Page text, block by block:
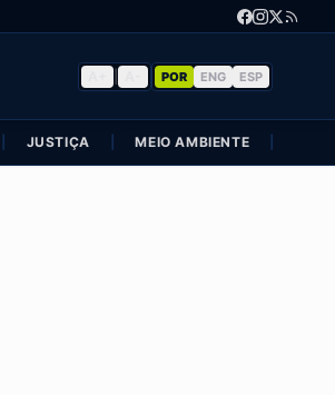
POR ENG ESP
JUSTIÇA MEIO AMBIENTE